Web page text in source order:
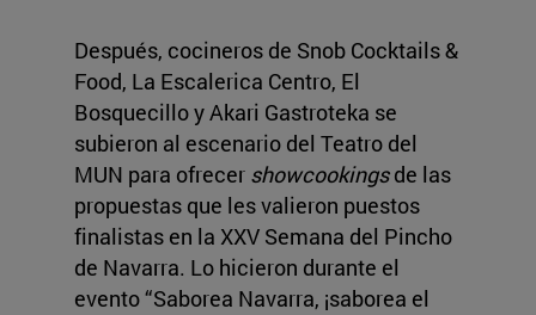
Después, cocineros de Snob Cocktails &
Food, La Escalerica Centro, El
Bosquecillo y Akari Gastroteka se
subieron al escenario del Teatro del
MUN para ofrecer showcookingsde las
propuestas que les valieron puestos
finalistas en la XXV Semana del Pincho
de Navarra. Lo hicieron durante el
evento “Saborea Navarra, ¡saborea el